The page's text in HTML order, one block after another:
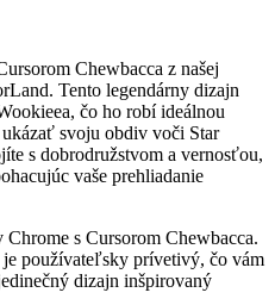
Chewbacca z našej
Tento legendárny dizajn
čo ho robí ideálnou
svoju obdiv voči Star
s dobrodružstvom a vernosťou,
vaše prehliadanie
s Cursorom Chewbacca.
používateľsky prívetivý, čo vám
dizajn inšpirovaný